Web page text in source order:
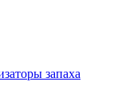
запаха